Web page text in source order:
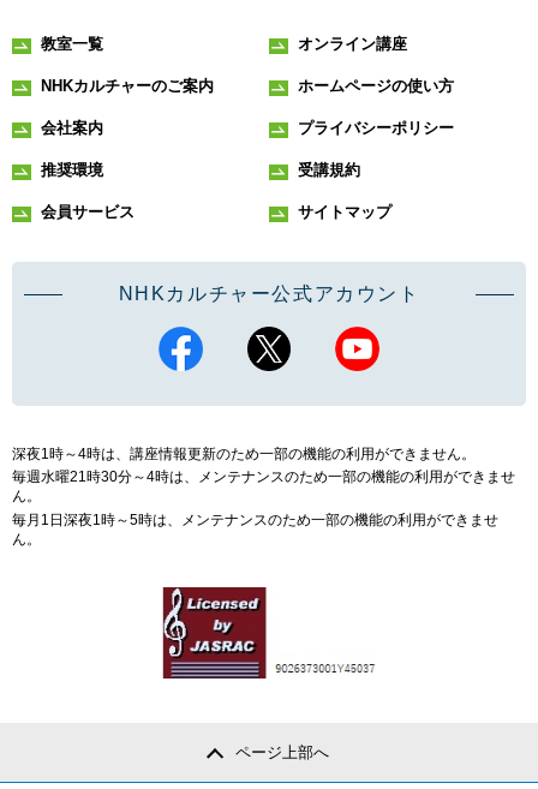
教室一覧 オンライン講座
NHKカルチャーのご案内 ホームページの使い方
会社案内 プライバシーポリシー
推奨環境 受講規約
会員サービス サイトマップ
NHKカルチャー公式アカウント
深夜1時～4時は、講座情報更新のため一部の機能の利用ができません。
毎週水曜21時30分～4時は、メンテナンスのため一部の機能の利用ができませ
ん。
毎月1日深夜1時～5時は、メンテナンスのため一部の機能の利用ができませ
ん。
ページ上部へ